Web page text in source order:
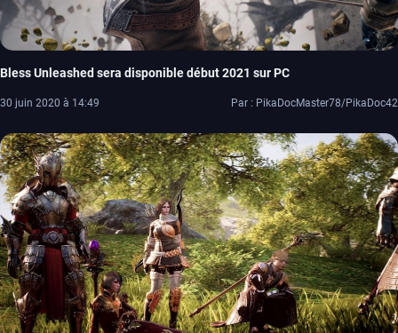
Bless Unleashed sera disponible début 2021 sur PC
30 juin 2020 à 14:49 Par : PikaDocMaster78/PikaDoc42